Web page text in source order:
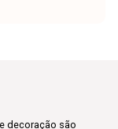
decoração são